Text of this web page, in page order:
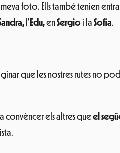
foto. Ells també tenien
l’ Edu,enSergio i la Sofia.
que les nostres rutes no
convèncer els altres queel